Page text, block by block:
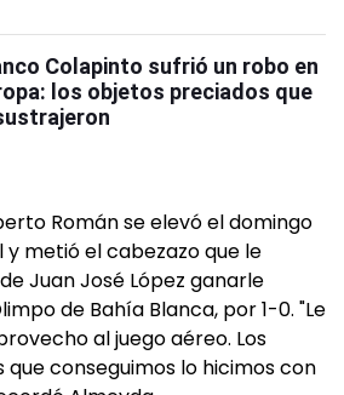
Colapinto sufrió un robo en
los objetos preciados que
Román se elevó el domingo
y metió el cabezazo que le
Juan José López ganarle
de Bahía Blanca, por 1-0. "Le
al juego aéreo. Los
conseguimos lo hicimos con